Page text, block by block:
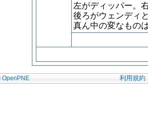
左がディッパー。
後ろがウェンディ
真ん中の変なもの
OpenPNE 利用規約